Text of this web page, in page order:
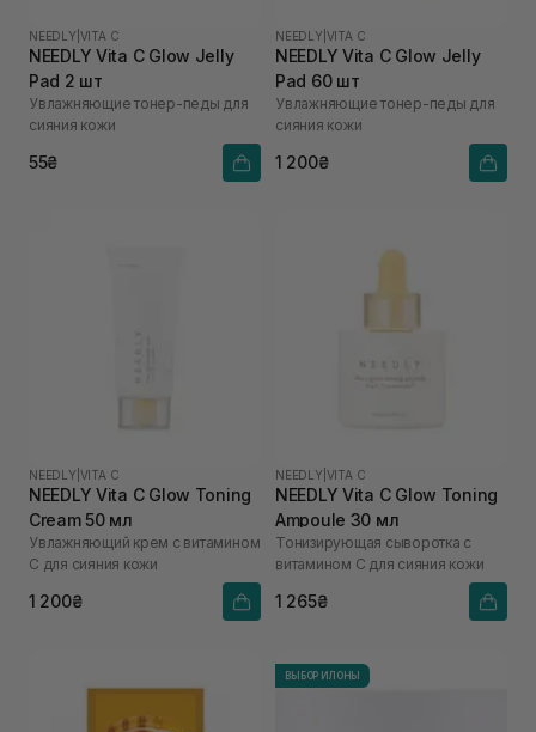
NEEDLY VITA C
NEEDLY Vita C Glow Jelly
Pad 2 шт
Увлажняющие тонер-педы для
сияния кожи
55₴
NEEDLY VITA C
NEEDLY Vita C Glow Jelly
Pad 60 шт
Увлажняющие тонер-педы для
сияния кожи
1 200₴
NEEDLY VITA C
NEEDLY Vita C Glow Toning
Cream 50 мл
Увлажняющий крем с витамином
С для сияния кожи
1 200₴
NEEDLY VITA C
NEEDLY Vita C Glow Toning
Ampoule 30 мл
Тонизирующая сыворотка с
витамином С для сияния кожи
1 265₴
ВЫБОР ИЛОНЫ